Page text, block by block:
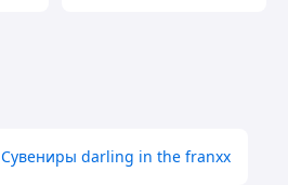
Сувениры darling in the franxx